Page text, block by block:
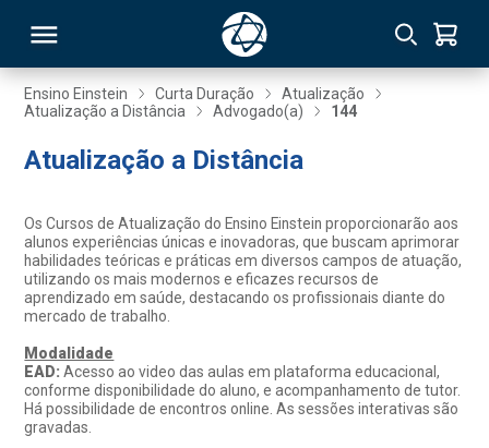
Ensino Einstein Curta Duração
Atualização
Atualização a Distância
Advogado(a) 144
Atualização a Distância
Os Cursos de Atualização do Ensino Einstein proporcionarão aos
alunos experiências únicas e inovadoras, que buscam aprimorar
habilidades teóricas e práticas em diversos campos de atuação,
utilizando os mais modernos e eficazes recursos de
aprendizado em saúde, destacando os profissionais diante do
mercado de trabalho.
Modalidade
EAD:Acesso ao video das aulas em plataforma educacional,
conforme disponibilidade do aluno, e acompanhamento de tutor.
Há possibilidade de encontros online. As sessões interativas são
gravadas.